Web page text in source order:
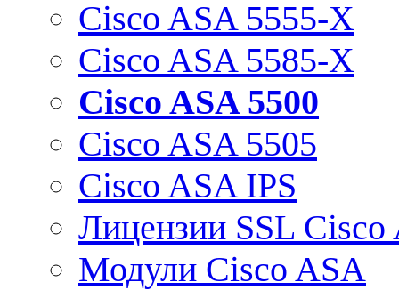
Cisco ASA 5555-X
Cisco ASA 5585-X
Cisco ASA 5500
Cisco ASA 5505
Cisco ASA IPS
Лицензии SSL Cisco
Модули Cisco ASA